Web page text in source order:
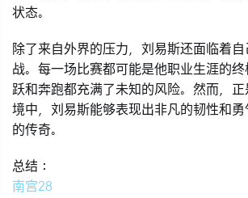
状态。
除了来自外界的压力，刘易斯还面临着
战。每一场比赛都可能是他职业生涯的
跃和奔跑都充满了未知的风险。然而，
境中，刘易斯能够表现出非凡的韧性和
的传奇。
总结：
南宫28